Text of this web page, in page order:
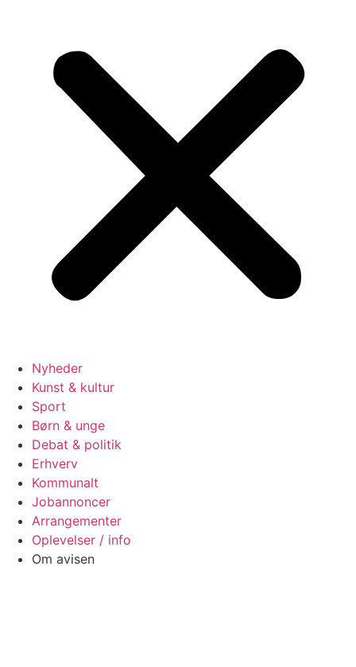
Nyheder
Kunst & kultur
Sport
Børn & unge
Debat & politik
Erhverv
Kommunalt
Jobannoncer
Arrangementer
Oplevelser / info
Om avisen